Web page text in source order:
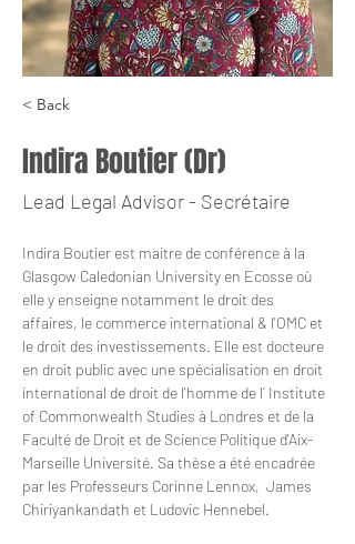
< Back
Indira Boutier (Dr)
Lead Legal Advisor - Secrétaire
Indira Boutier est maitre de conférence à la
Glasgow Caledonian University en Ecosse où
elle y enseigne notamment le droit des
affaires, le commerce international & l'OMC et
le droit des investissements. Elle est docteure
en droit public avec une spécialisation en droit
international de droit de l'homme de l’ Institute
of Commonwealth Studies à Londres et de la
Faculté de Droit et de Science Politique d'Aix-
Marseille Université. Sa thèse a été encadrée
par les Professeurs Corinne Lennox,  James
Chiriyankandath et Ludovic Hennebel.